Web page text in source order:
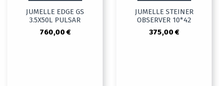
JUMELLE EDGE GS
3.5X50L PULSAR
760,00 €
JUMELLE STEINER
OBSERVER 10*42
375,00 €